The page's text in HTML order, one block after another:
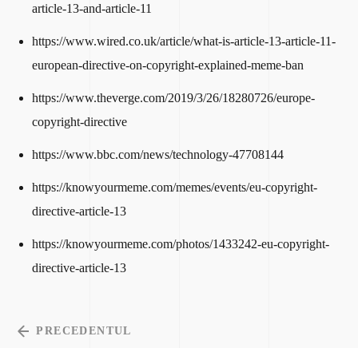
article-13-and-article-11
https://www.wired.co.uk/article/what-is-article-13-article-11-
european-directive-on-copyright-explained-meme-ban
https://www.theverge.com/2019/3/26/18280726/europe-
copyright-directive
https://www.bbc.com/news/technology-47708144
https://knowyourmeme.com/memes/events/eu-copyright-
directive-article-13
https://knowyourmeme.com/photos/1433242-eu-copyright-
directive-article-13
PRECEDENTUL